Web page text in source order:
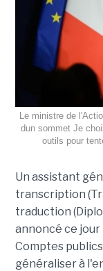
Le ministre de
dun sommet Je
outils pour
Un assistant
transcription
traduction
annoncé ce
Comptes
généraliser à